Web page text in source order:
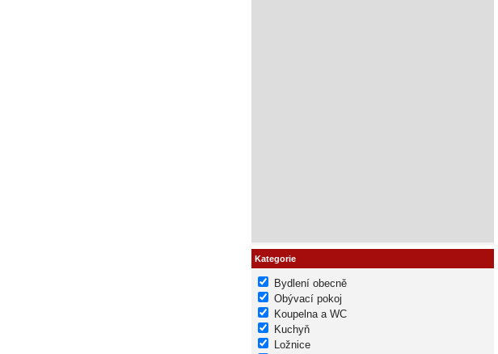
Kategorie
Bydlení obecně
Obývací pokoj
Koupelna a WC
Kuchyň
Ložnice